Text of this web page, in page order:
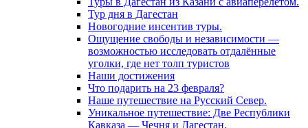
Тур дня в Дагестан
Новогодние инсентив туры.
Ощущение свободы и независимости —
возможностью исследовать отдалённые
уголки, где нет толп туристов
Наши достижения
Что подарить на 23 февраля?
Наше путешествие на Русский Север.
Уникальное путешествие: Две Республики
Кавказа — Чечня и Дагестан.